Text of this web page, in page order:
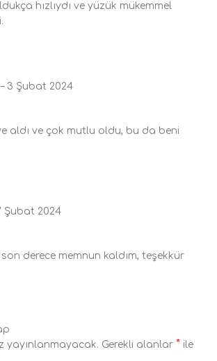
hızlıydı ve yüzük mükemmel
– 3 Şubat 2024
aldı ve çok mutlu oldu, bu da beni
Şubat 2024
derece memnun kaldım, teşekkür
yayınlanmayacak. Gerekli alanlar * ile